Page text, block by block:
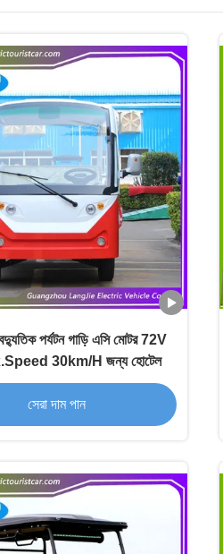
পর্যটন গাড়ি এসি মোটর 72V
30km/H জন্য হোটেল
সেরা দাম পান